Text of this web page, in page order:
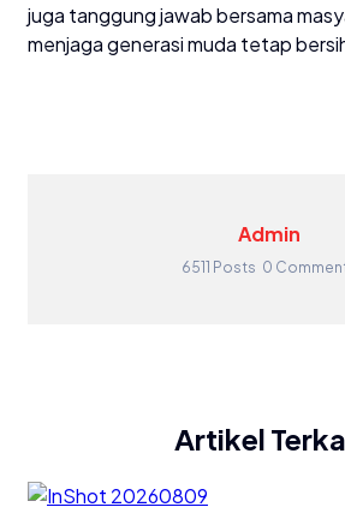
juga tanggung jawab bersama
menjaga generasi muda tetap
Admin
6511 Posts 0
Artikel